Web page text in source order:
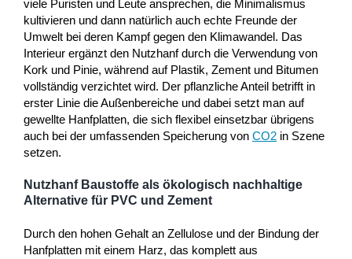
viele Puristen und Leute ansprechen, die Minimalismus
kultivieren und dann natürlich auch echte Freunde der
Umwelt bei deren Kampf gegen den Klimawandel. Das
Interieur ergänzt den Nutzhanf durch die Verwendung von
Kork und Pinie, während auf Plastik, Zement und Bitumen
vollständig verzichtet wird. Der pflanzliche Anteil betrifft in
erster Linie die Außenbereiche und dabei setzt man auf
gewellte Hanfplatten, die sich flexibel einsetzbar übrigens
auch bei der umfassenden Speicherung von CO2in Szene
setzen.
Nutzhanf Baustoffe als ökologisch nachhaltige
Alternative für PVC und Zement
Durch den hohen Gehalt an Zellulose und der Bindung der
Hanfplatten mit einem Harz, das komplett aus